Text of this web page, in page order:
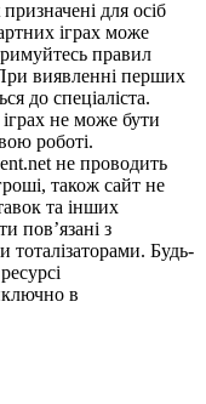
для осіб
іграх може
правил
виявленні перших
до спеціаліста.
не може бути
роботі.
не проводить
також сайт не
та інших
пов’язані з
тоталізаторами. Будь-
в